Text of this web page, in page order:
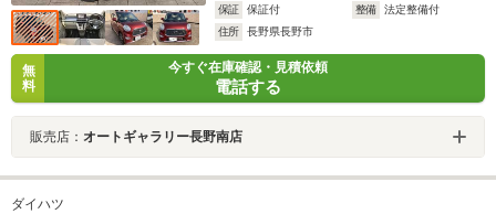
保証
保証付 整備
法定整備付
住所
長野県長野市
無
料
今すぐ在庫確認・見積依頼
電話する
販売店： オートギャラリー長野南店
ダイハツ